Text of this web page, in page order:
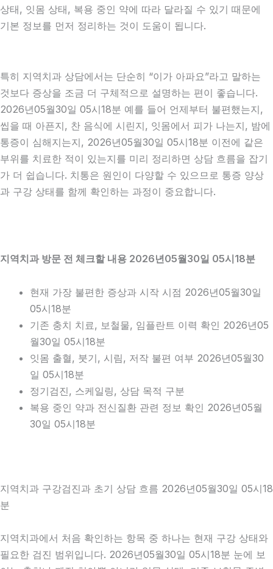
상태, 잇몸 상태, 복용 중인 약에 따라 달라질 수 있기 때문에
기본 정보를 먼저 정리하는 것이 도움이 됩니다.
특히 지역치과 상담에서는 단순히 “이가 아파요”라고 말하는
것보다 증상을 조금 더 구체적으로 설명하는 편이 좋습니다.
2026년05월30일 05시18분 예를 들어 언제부터 불편했는지,
씹을 때 아픈지, 찬 음식에 시린지, 잇몸에서 피가 나는지, 밤에
통증이 심해지는지, 2026년05월30일 05시18분 이전에 같은
부위를 치료한 적이 있는지를 미리 정리하면 상담 흐름을 잡기
가 더 쉽습니다. 치통은 원인이 다양할 수 있으므로 통증 양상
과 구강 상태를 함께 확인하는 과정이 중요합니다.
지역치과 방문 전 체크할 내용 2026년05월30일 05시18분
현재 가장 불편한 증상과 시작 시점 2026년05월30일
05시18분
기존 충치 치료, 보철물, 임플란트 이력 확인 2026년05
월30일 05시18분
잇몸 출혈, 붓기, 시림, 저작 불편 여부 2026년05월30
일 05시18분
정기검진, 스케일링, 상담 목적 구분
복용 중인 약과 전신질환 관련 정보 확인 2026년05월
30일 05시18분
지역치과 구강검진과 초기 상담 흐름 2026년05월30일 05시18
분
지역치과에서 처음 확인하는 항목 중 하나는 현재 구강 상태와
필요한 검진 범위입니다. 2026년05월30일 05시18분 눈에 보